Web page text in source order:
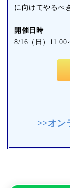
に向けてやるべ
開催日時
8/16（日）11:00
>>オン